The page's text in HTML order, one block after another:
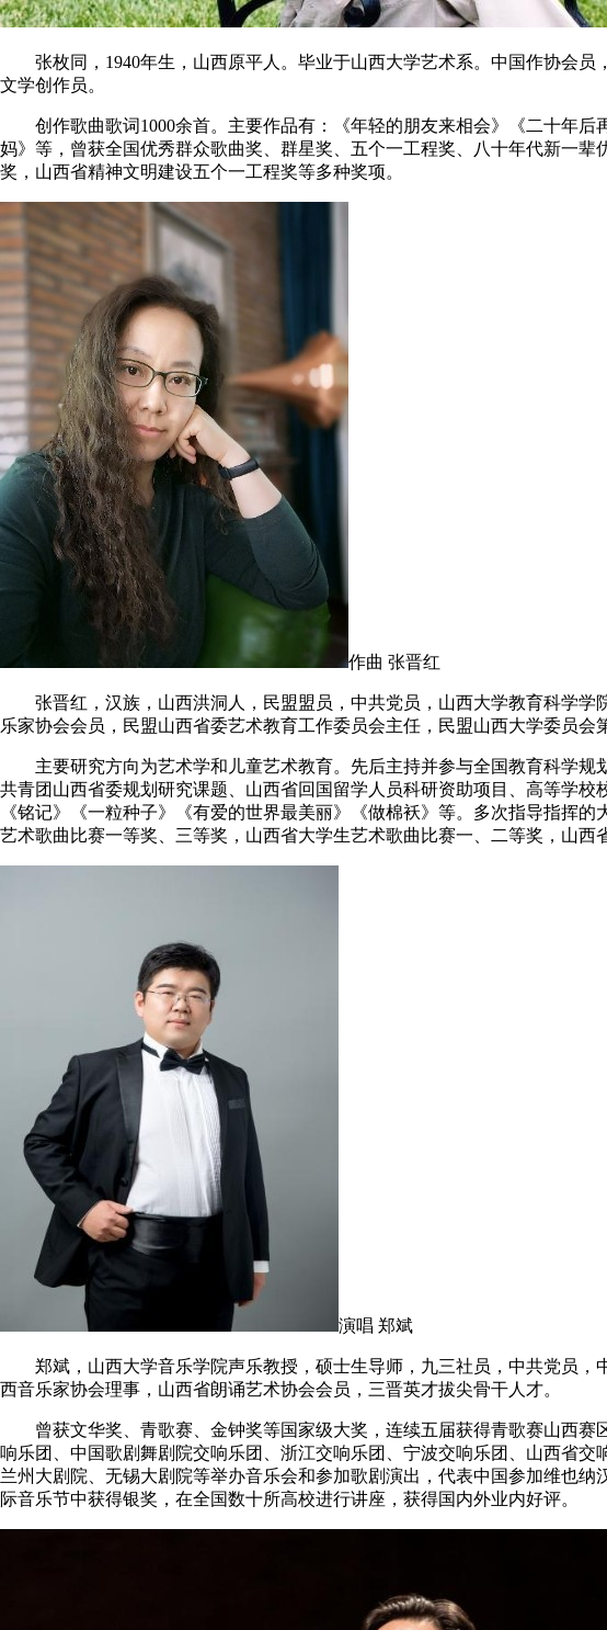
张枚同，1940年生，山西原平人。毕业于山西大学艺术系。中国作协会员
文学创作员。
创作歌曲歌词1000余首。主要作品有：《年轻的朋友来相会》《二十年后
妈》等，曾获全国优秀群众歌曲奖、群星奖、五个一工程奖、八十年代新一
奖，山西省精神文明建设五个一工程奖等多种奖项。
作曲 张晋红
张晋红，汉族，山西洪洞人，民盟盟员，中共党员，山西大学教育科学学
乐家协会会员，民盟山西省委艺术教育工作委员会主任，民盟山西大学委员
主要研究方向为艺术学和儿童艺术教育。先后主持并参与全国教育科学规
共青团山西省委规划研究课题、山西省回国留学人员科研资助项目、高等学
《铭记》《一粒种子》《有爱的世界最美丽》《做棉袄》等。多次指导指挥
艺术歌曲比赛一等奖、三等奖，山西省大学生艺术歌曲比赛一、二等奖，山
演唱 郑斌
郑斌，山西大学音乐学院声乐教授，硕士生导师，九三社员，中共党员，
西音乐家协会理事，山西省朗诵艺术协会会员，三晋英才拔尖骨干人才。
曾获文华奖、青歌赛、金钟奖等国家级大奖，连续五届获得青歌赛山西赛
响乐团、中国歌剧舞剧院交响乐团、浙江交响乐团、宁波交响乐团、山西省
兰州大剧院、无锡大剧院等举办音乐会和参加歌剧演出，代表中国参加维也
际音乐节中获得银奖，在全国数十所高校进行讲座，获得国内外业内好评。